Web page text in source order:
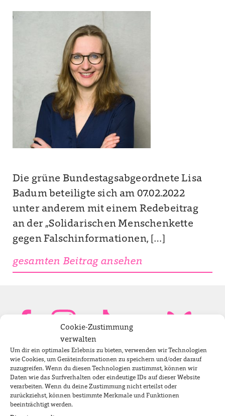
Cookie-Zustimmung
verwalten
Um dir ein optimales Erlebnis zu bieten, verwenden wir Technologien
wie Cookies, um Geräteinformationen zu speichern und/oder darauf
zuzugreifen. Wenn du diesen Technologien zustimmst, können wir
Daten wie das Surfverhalten oder eindeutige IDs auf dieser Website
verarbeiten. Wenn du deine Zustimmung nicht erteilst oder
zurückziehst, können bestimmte Merkmale und Funktionen
beeinträchtigt werden.
Die grüne Bundestagsabgeordnete Lisa
Badum beteiligte sich am 07.02.2022
unter anderem mit einem Redebeitrag
an der „Solidarischen Menschenkette
gegen Falschinformationen, […]
gesamten Beitrag ansehen
Bundestagsabgeordnete
Newsletter